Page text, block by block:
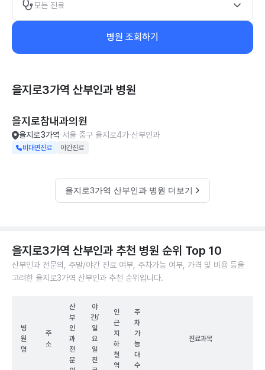
모든 진료
병원 조회하기
을지로3가역 산부인과 병원
을지로참내과의원
을지로3가역 서울 중구 을지로4가 산부인과
비대면진료 야간진료
을지로3가역 산부인과 병원 더보기
을지로3가역 산부인과 추천 병원 순위 Top 10
산부인과 전문의, 주말/야간 진료 여부, 주차가능 여부, 가격 및 비용 등을
고려한 을지로3가역 산부인과 추천 순위입니다.
병
원
명
주
소
산
부
인
과
전
문
야
간/
일
요
일
진
인
근
지
하
철
역
주
차
가
능
대
수
진료과목